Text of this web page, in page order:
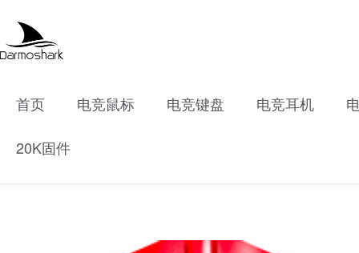
首页 电竞鼠标 电竞键盘 电竞耳机
20K固件